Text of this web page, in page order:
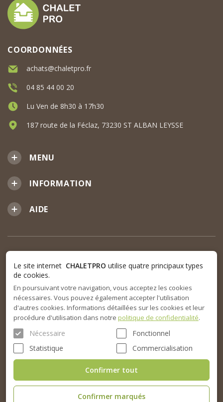
MENU
INFORMATION
AIDE
COORDONNÉES
achats@chaletpro.fr
04 85 44 00 20
Lu Ven de 8h30 à 17h30
187 route de la Féclaz, 73230 ST ALBAN LEYSSE
Le site internet CHALETPRO utilise quatre principaux types
de cookies.
En poursuivant votre navigation, vous acceptez les cookies
nécessaires. Vous pouvez également accepter l'utilisation
d'autres cookies. Informations détaillées sur les cookies et leur
procédure d'utilisation dans notre politique de confidentialité.
Nécessaire
Fonctionnel
Statistique
Commercialisation
Confirmer marqués
Confirmer tout